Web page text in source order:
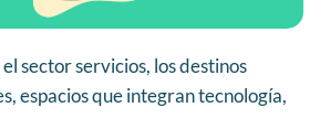
sector servicios, los destinos
espacios que integran tecnología,